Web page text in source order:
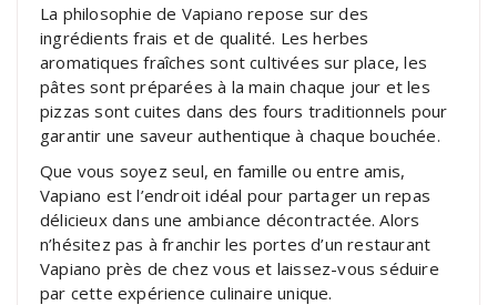
La philosophie de Vapiano repose sur des
ingrédients frais et de qualité. Les herbes
aromatiques fraîches sont cultivées sur place, les
pâtes sont préparées à la main chaque jour et les
pizzas sont cuites dans des fours traditionnels pour
garantir une saveur authentique à chaque bouchée.
Que vous soyez seul, en famille ou entre amis,
Vapiano est l’endroit idéal pour partager un repas
délicieux dans une ambiance décontractée. Alors
n’hésitez pas à franchir les portes d’un restaurant
Vapiano près de chez vous et laissez-vous séduire
par cette expérience culinaire unique.